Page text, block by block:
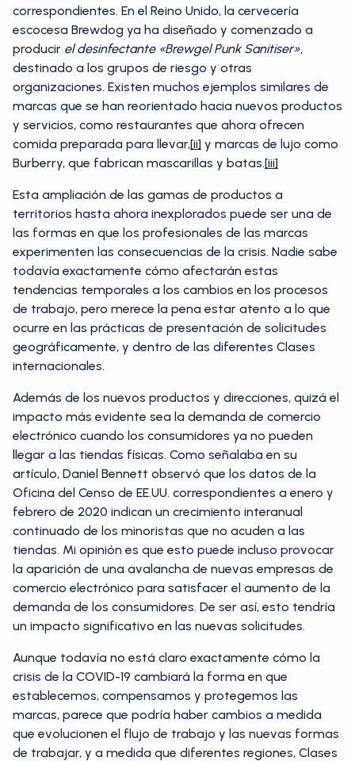
correspondientes. En el Reino Unido, la cervecería
escocesa Brewdog ya ha diseñado y comenzado a
producir el desinfectante «Brewgel Punk Sanitiser»,
destinado a los grupos de riesgo y otras
organizaciones. Existen muchos ejemplos similares de
marcas que se han reorientado hacia nuevos productos
y servicios, como restaurantes que ahora ofrecen
comida preparada para llevar,[ii] y marcas de lujo como
Burberry, que fabrican mascarillas y batas.[iii]
Esta ampliación de las gamas de productos a
territorios hasta ahora inexplorados puede ser una de
las formas en que los profesionales de las marcas
experimenten las consecuencias de la crisis. Nadie sabe
todavía exactamente cómo afectarán estas
tendencias temporales a los cambios en los procesos
de trabajo, pero merece la pena estar atento a lo que
ocurre en las prácticas de presentación de solicitudes
geográficamente, y dentro de las diferentes Clases
internacionales.
Además de los nuevos productos y direcciones, quizá el
impacto más evidente sea la demanda de comercio
electrónico cuando los consumidores ya no pueden
llegar a las tiendas físicas. Como señalaba en su
artículo, Daniel Bennett observó que los datos de la
Oficina del Censo de EE.UU. correspondientes a enero y
febrero de 2020 indican un crecimiento interanual
continuado de los minoristas que no acuden a las
tiendas. Mi opinión es que esto puede incluso provocar
la aparición de una avalancha de nuevas empresas de
comercio electrónico para satisfacer el aumento de la
demanda de los consumidores. De ser así, esto tendría
un impacto significativo en las nuevas solicitudes.
Aunque todavía no está claro exactamente cómo la
crisis de la COVID-19 cambiará la forma en que
establecemos, compensamos y protegemos las
marcas, parece que podría haber cambios a medida
que evolucionen el flujo de trabajo y las nuevas formas
de trabajar, y a medida que diferentes regiones, Clases